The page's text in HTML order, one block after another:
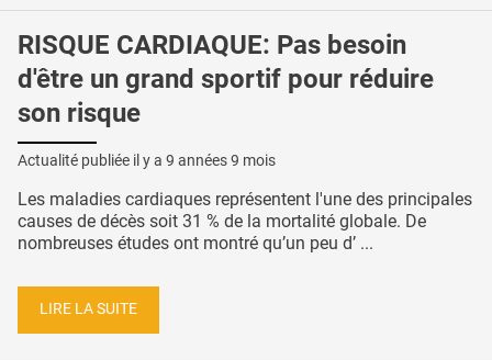
RISQUE CARDIAQUE: Pas besoin
d'être un grand sportif pour réduire
son risque
Actualité publiée il y a 9 années 9 mois
Les maladies cardiaques représentent l'une des principales
causes de décès soit 31 % de la mortalité globale. De
nombreuses études ont montré qu’un peu d’ ...
LIRE LA SUITE